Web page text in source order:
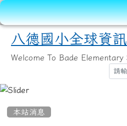
八德國小全球資
Welcome To Bade Elementary
本站消息